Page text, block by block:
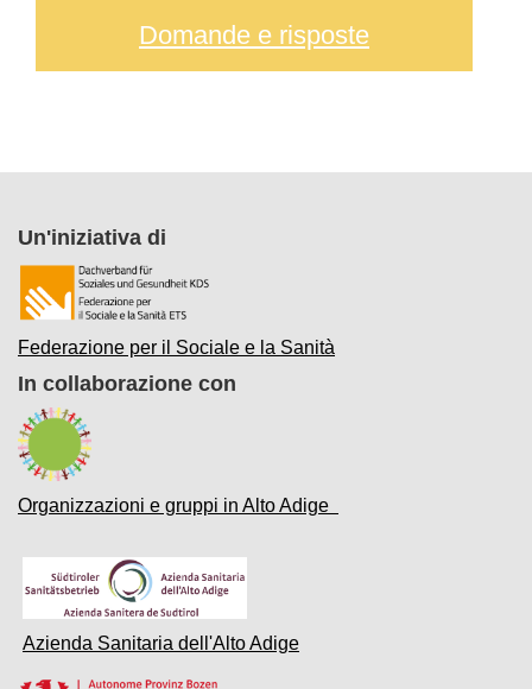
Domande e risposte
Un'iniziativa di
Federazione per il Sociale e la Sanità
In collaborazione con
Organizzazioni e gruppi in Alto Adige
Azienda Sanitaria dell'Alto Adige